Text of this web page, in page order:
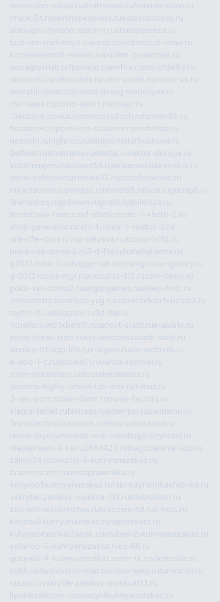
eurovision-russia.rustrah-news.rufreeride-team.ru
itrack-24.rusexshopexpress.ruautostudiopro.ru
alabuga-cityhotel.rupornv.ruatlantpereezd.ru
bud-em-znakomye.rua-cdc.ruelektrostal-news.ru
korolevremont-market.rubudem-znakomye.ru
oooagrosnab.rufpodaso.ruemfire.rupro-otdelky.ru
ukrasotki.ruseksuzbek.ruseks-uzbek.ruporno-vk.ru
sovratili.ruolecoon.ruvd-dosug.ruadonyev.ru
rbc-news.ruporno-skvirt.rukrospr.ru
13autor-kolonka.rusormol.ru2rich.ru hostel-65.ru
hostserve.ruporno-na-russkom.ru mishinlab.ru
neznobi.rubigfatcc.ru habble.rustarbucksvia.ru
delfinet.rusilvernano.ruelestal.ruvektor-doroga.ru
velotrenajery.rupronso54.ru lenasever.ru lovinskix.ru
show-pets.rusmartnews03.rudiscofoxworld.ru
miraclecoon.rupongup.ru hostel65.ru liura.ruglasspb.ru
firehunters.rugribowo.rugnalis.rubulkitula.ru
hometown-france.ru1-xbeticricetc-1-xbetti-5.ru
shop-garena.rucricetc-1-xbetr-1-xbetcc-2.ru
one-life-story.rutop-halyava.ruaccounts112.ru
poka-vse-doma-2.ru3-d-file.ru hahahaharms.ru
g2012.rutst-1.rushaggy-cat.ruopsmgr.ruev-gallery.ru
g-2012.ruops-mgr.ruaccounts-112.rucsm-demo.ru
poka-vse-doma2.ruairgungames.ruallseo-host.ru
tehosmotre.ruvarieta-yug.rucricetc1xbetr1xbetcc2.ru
raytor-d.ruatillagunn.ru3d-file.ru
1xbeticricetc1xbetti5.ruuafoot-statti.rue-abis1c.ru
store-brawl-stars.rukts-services.rudark-sand.ru
sindika-01.rusp-life.rux-legion.rusib-archives.ru
e-abis-1-c.rusindika01.ruvenda-festival.ru
store-brawlstars.rudooraleksandria.ru
antenna-highly.ru mine-lab-msk.ru1-mus.ru
3-sex-porn.ruban-damn.rupurse-factory.ru
viagra-tablet.rufasbags.ruadler-jun.rubandamn.ru
fincontech.ru3sexporn.ru1mus.rudarksand.ru
rebus-toys.ru minelab-msk.rualabuga-cityhotel.ru
medsprawo-4-ka.ru2864420.rublagodarenie-spb.ru
zajmy24.rutovudyi-4-kuhnyanazakaz.ru
brazzerscom.ru medsprawo4ka.ru
xehyroo5kuhnyanazakaz.rufabrikayfabrikaefabrika.ru
vskrytie-zamkov-moskva-113.rubiletnadom.ru
zed-online.rupimchax.rubrazzers-hd.ruz-host.ru
kitubeu2kuhnyanazakaz.ru naperekate.ru
kuhnyaofabrikaufabrik.rukitubeu-2-kuhnyanazakaz.ru
xehyroo-5-kuhnyanazakaz.rucs-68.ru
guzywia-4-kuhnyanazakaz.ru mir-tk.ruvlknrussia.ru
cs68.ruvladivostok-map.ruvideo-seks.rubankaribi.ru
raszar.ruvskrytie-zamkov-moskva113.ru
lipetsktelecom.rutovudyi4kuhnyanazakaz.ru